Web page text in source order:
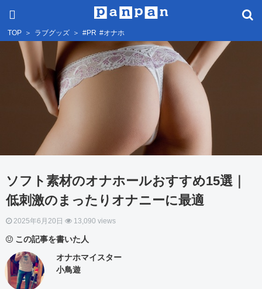
TOP ＞ ラブグッズ ＞ #PR #オナホ
ソフト素材のオナホールおすすめ15選｜
低刺激のまったりオナニーに最適
2025年6月20日 13,090 views
この記事を書いた人
オナホマイスター
小鳥遊